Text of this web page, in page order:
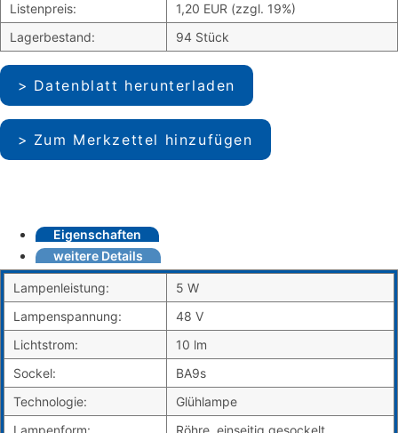
Listenpreis:
1,20 EUR (zzgl. 19%)
Lagerbestand:
94 Stück
Datenblatt herunterladen
Zum Merkzettel hinzufügen
Eigenschaften
weitere Details
Lampenleistung:
5 W
Lampenspannung:
48 V
Lichtstrom:
10 lm
Sockel:
BA9s
Technologie:
Glühlampe